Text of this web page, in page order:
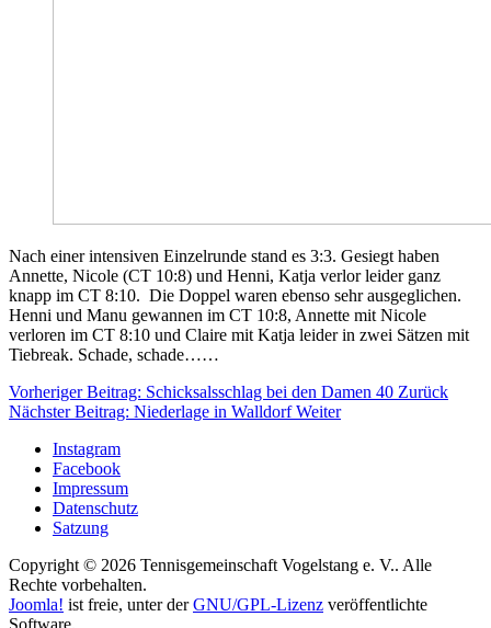
Nach einer intensiven Einzelrunde stand es 3:3. Gesiegt haben
Annette, Nicole (CT 10:8) und Henni, Katja verlor leider ganz
knapp im CT 8:10. Die Doppel waren ebenso sehr ausgeglichen.
Henni und Manu gewannen im CT 10:8, Annette mit Nicole
verloren im CT 8:10 und Claire mit Katja leider in zwei Sätzen mit
Tiebreak. Schade, schade……
Vorheriger Beitrag: Schicksalsschlag bei den Damen 40 Zurück
Nächster Beitrag: Niederlage in WalldorfWeiter
Instagram
Facebook
Impressum
Datenschutz
Satzung
Copyright © 2026 Tennisgemeinschaft Vogelstang e. V.. Alle
Rechte vorbehalten.
Joomla! ist freie, unter derGNU/GPL-Lizenz veröffentlichte
Software.